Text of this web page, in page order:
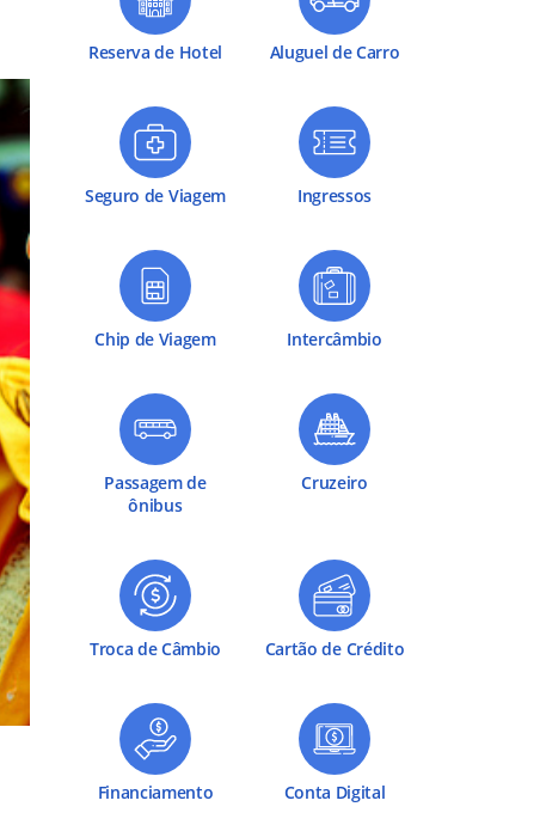
Reserva de Hotel Aluguel de Carro
Seguro de Viagem Ingressos
Chip de Viagem Intercâmbio
Passagem de
ônibus
Cruzeiro
Troca de Câmbio Cartão de Crédito
Financiamento Conta Digital